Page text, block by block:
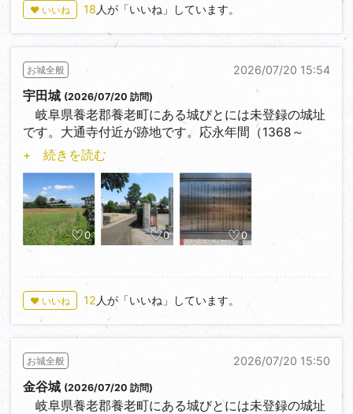
♥ いいね 18 人が「いいね」しています。
2026/07/20 15:54
お城全般
宇田城 (2026/07/20 訪問)
岐阜県養老郡養老町にある城びとには未登録の城址
です。大通寺付近が跡地です。応永年間（1368～
1374年）土岐悪五郎康貞の子康任が可児郷よりこの地
に移り住み築城したと伝わる城です。遺構はありませ
ん。説明板がありました。
+ 続きを読む
0 0 0
♥ いいね 12 人が「いいね」しています。
2026/07/20 15:50
お城全般
金谷城 (2026/07/20 訪問)
岐阜県養老郡養老町にある城びとには未登録の城址